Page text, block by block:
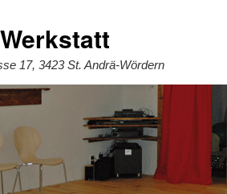
17, 3423 St. Andrä-Wördern